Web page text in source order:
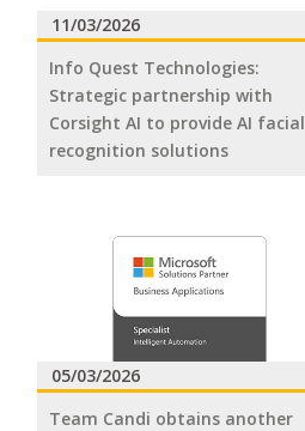
11/03/2026
Info Quest Technologies:
Strategic partnership with
Corsight AI to provide AI facial
recognition solutions
05/03/2026
Team Candi obtains another